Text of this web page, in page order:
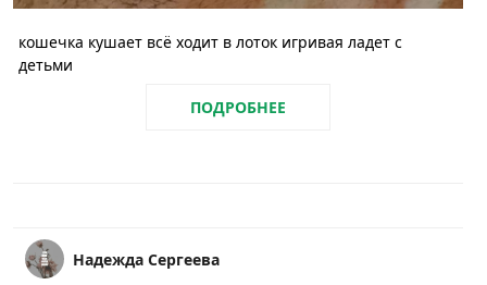
кошечка кушает всё ходит в лоток игривая ладет с
детьми
ПОДРОБНЕЕ
Надежда Сергеева